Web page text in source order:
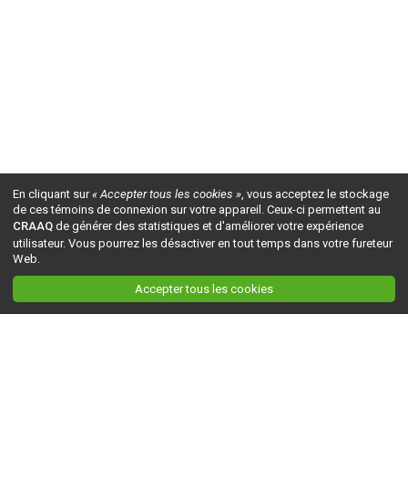
En cliquant sur« Accepter tous les cookies », vous acceptez le stockage
de ces témoins de connexion sur votre appareil. Ceux-ci permettent au
CRAAQ de générer des statistiques et d'améliorer votre expérience
utilisateur. Vous pourrez les désactiver en tout temps dans votre fureteur
Web.
Accepter tous les cookies